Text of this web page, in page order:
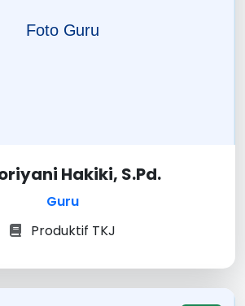
Hakiki, S.Pd.
Guru
Produktif TKJ